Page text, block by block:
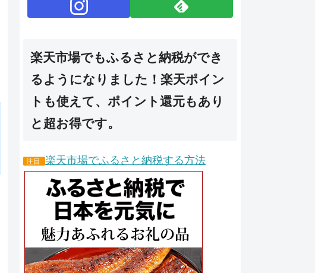
楽天市場でもふるさと納税ができ
るようになりました！楽天ポイン
トも使えて、ポイント還元もあり
と超お得です。
注目 楽天市場でふるさと納税する方法